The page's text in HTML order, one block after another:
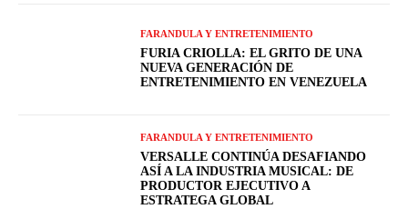
FARANDULA Y ENTRETENIMIENTO
FURIA CRIOLLA: EL GRITO DE UNA
NUEVA GENERACIÓN DE
ENTRETENIMIENTO EN VENEZUELA
FARANDULA Y ENTRETENIMIENTO
VERSALLE CONTINÚA DESAFIANDO
ASÍ A LA INDUSTRIA MUSICAL: DE
PRODUCTOR EJECUTIVO A
ESTRATEGA GLOBAL